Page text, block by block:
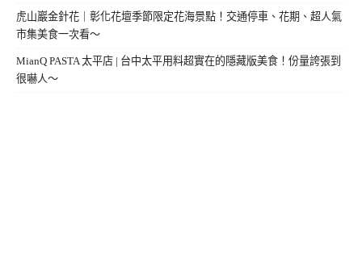
虎山巖金針花｜彰化花壇季節限定花海景點！交通停車、花期、超人氣
市集美食一次看～
MianQ PASTA 太平店 | 台中太平用料超實在的隱藏版美食！份量誇張到
很嚇人～